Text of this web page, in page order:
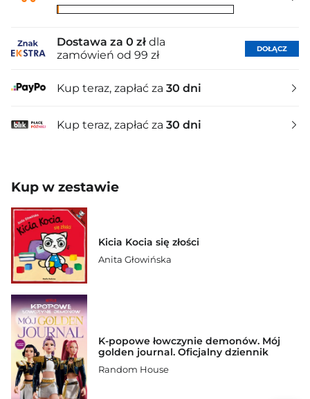
Dostawa za 0 zł dla
zamówień od 99 zł
DOŁĄCZ
Kup teraz, zapłać za 30 dni
Kup teraz, zapłać za 30 dni
Kup w zestawie
Kicia Kocia się złości
Anita Głowińska
K-popowe łowczynie demonów. Mój
golden journal. Oficjalny dziennik
Random House